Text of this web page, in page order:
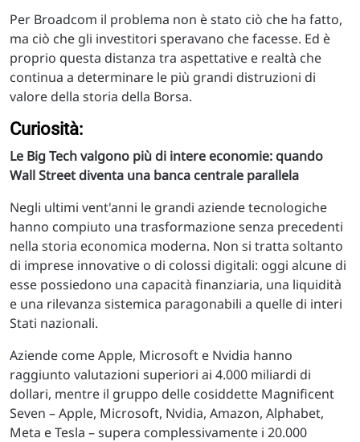
Per Broadcom il problema non è stato ciò che ha fatto,
ma ciò che gli investitori speravano che facesse. Ed è
proprio questa distanza tra aspettative e realtà che
continua a determinare le più grandi distruzioni di
valore della storia della Borsa.
Curiosità:
Le Big Tech valgono più di intere economie: quando
Wall Street diventa una banca centrale parallela
Negli ultimi vent'anni le grandi aziende tecnologiche
hanno compiuto una trasformazione senza precedenti
nella storia economica moderna. Non si tratta soltanto
di imprese innovative o di colossi digitali: oggi alcune di
esse possiedono una capacità finanziaria, una liquidità
e una rilevanza sistemica paragonabili a quelle di interi
Stati nazionali.
Aziende come Apple, Microsoft e Nvidia hanno
raggiunto valutazioni superiori ai 4.000 miliardi di
dollari, mentre il gruppo delle cosiddette Magnificent
Seven – Apple, Microsoft, Nvidia, Amazon, Alphabet,
Meta e Tesla – supera complessivamente i 20.000